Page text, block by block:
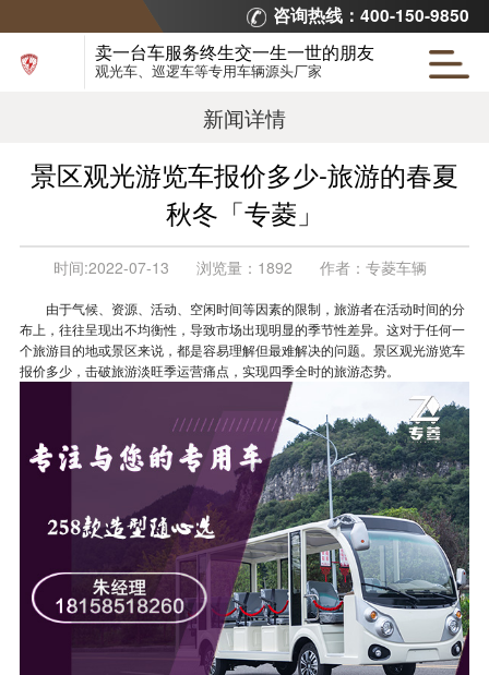
咨询热线：400-150-9850
卖一台车服务终生交一生一世的朋友
观光车、巡逻车等专用车辆源头厂家
新闻详情
景区观光游览车报价多少-旅游的春夏
秋冬「专菱」
时间:2022-07-13 浏览量： 1892 作者： 专菱车辆
由于气候、资源、活动、空闲时间等因素的限制，旅游者在活动时间的分
布上，往往呈现出不均衡性，导致市场出现明显的季节性差异。这对于任何一
个旅游目的地或景区来说，都是容易理解但最难解决的问题。景区观光游览车
报价多少，击破旅游淡旺季运营痛点，实现四季全时的旅游态势。